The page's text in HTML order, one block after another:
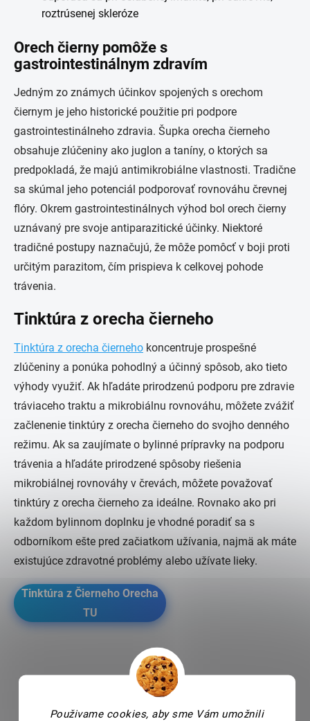
Použivame cookies, aby sme Vám umožnili
roztrúsenej skleróze
Orech čierny pomôže s
gastrointestinálnym zdravím
Jedným zo známych účinkov spojených s orechom
čiernym je jeho historické použitie pri podpore
gastrointestinálneho zdravia. Šupka orecha čierneho
obsahuje zlúčeniny ako juglon a taníny, o ktorých sa
predpokladá, že majú antimikrobiálne vlastnosti. Tradične
sa skúmal jeho potenciál podporovať rovnováhu črevnej
flóry. Okrem gastrointestinálnych výhod bol orech čierny
uznávaný pre svoje antiparazitické účinky. Niektoré
tradičné postupy naznačujú, že môže pomôcť v boji proti
určitým parazitom, čím prispieva k celkovej pohode
trávenia.
Tinktúra z orecha čierneho
Tinktúra z orecha čierneho koncentruje prospešné
zlúčeniny a ponúka pohodlný a účinný spôsob, ako tieto
výhody využiť. Ak hľadáte prirodzenú podporu pre zdravie
tráviaceho traktu a mikrobiálnu rovnováhu, môžete zvážiť
začlenenie tinktúry z orecha čierneho do svojho denného
režimu. Ak sa zaujímate o bylinné prípravky na podporu
trávenia a hľadáte prirodzené spôsoby riešenia
mikrobiálnej rovnováhy v črevách, môžete považovať
tinktúry z orecha čierneho za ideálne. Rovnako ako pri
každom bylinnom doplnku je vhodné poradiť sa s
odborníkom ešte pred začiatkom užívania, najmä ak máte
existujúce zdravotné problémy alebo užívate lieky.
Tinktúra z Čierneho Orecha
TU